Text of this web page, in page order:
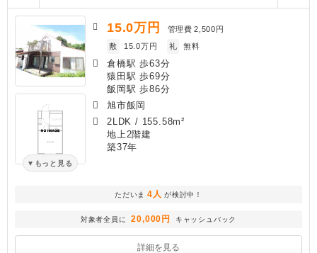
もっと見る
15.0万円 管理費 2,500円
敷
15.0万円 礼 無料
倉橋駅 歩63分
猿田駅 歩69分
飯岡駅 歩86分
旭市飯岡
2LDK / 155.58m²
地上2階建
築37年
ただいま 4人 が検討中！
対象者全員に 20,000円 キャッシュバック
詳細を見る